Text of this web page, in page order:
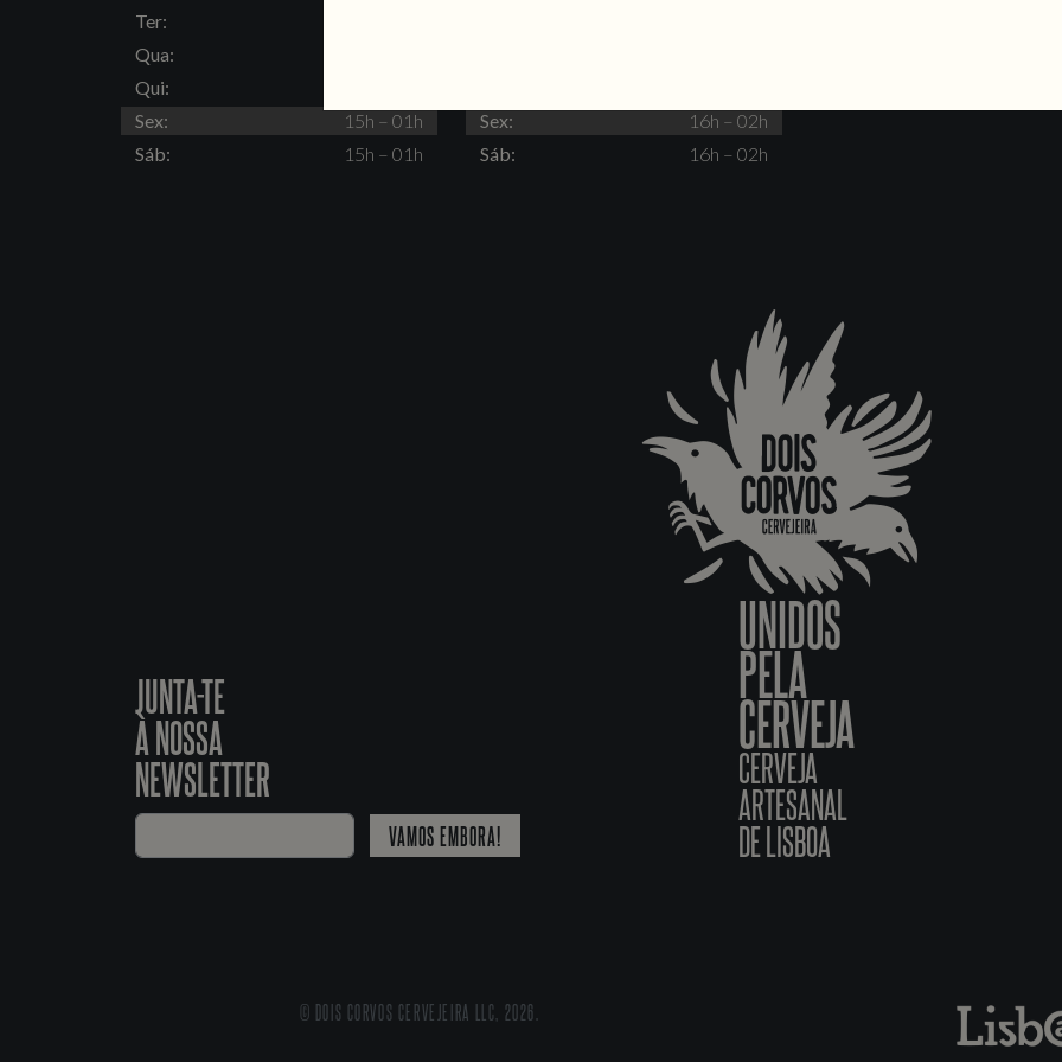
Ter:
Qua:
Qui:
Sex:
15h – 01h
Sáb:
15h – 01h
Sex:
16h – 02h
Sáb:
16h – 02h
JUNTA-TE
À NOSSA
NEWSLETTER
VAMOS EMBORA!
UNIDOS
PELA
CERVEJA
CERVEJA
ARTESANAL
DE LISBOA
© DOIS CORVOS CERVEJEIRA LLC, 2026.